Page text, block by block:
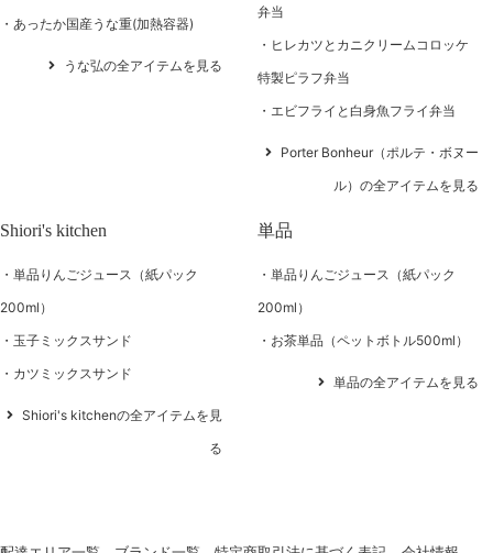
あったか国産うな重(加熱容器)
うな弘の全アイテムを見る
弁当
ヒレカツとカニクリームコロッケ
特製ピラフ弁当
エビフライと白身魚フライ弁当
Porter Bonheur（ポルテ・ボヌー
ル）の全アイテムを見る
Shiori's kitchen
単品りんごジュース（紙パック
200ml）
玉子ミックスサンド
カツミックスサンド
Shiori's kitchenの全アイテムを見
る
単品
単品りんごジュース（紙パック
200ml）
お茶単品（ペットボトル500ml）
単品の全アイテムを見る